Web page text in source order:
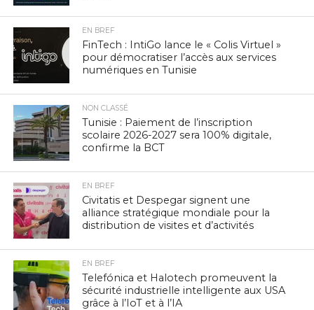
EN BREF
FinTech : IntiGo lance le « Colis Virtuel »
pour démocratiser l’accès aux services
numériques en Tunisie
NON CLASSÉ
Tunisie : Paiement de l’inscription
scolaire 2026-2027 sera 100% digitale,
confirme la BCT
EN BREF
Civitatis et Despegar signent une
alliance stratégique mondiale pour la
distribution de visites et d’activités
EN BREF
Telefónica et Halotech promeuvent la
sécurité industrielle intelligente aux USA
grâce à l’IoT et à l’IA